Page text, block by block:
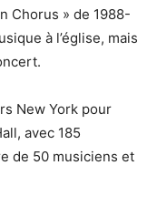
Chorus » de 1988-
à l’église, mais
New York pour
avec 185
de 50 musiciens et